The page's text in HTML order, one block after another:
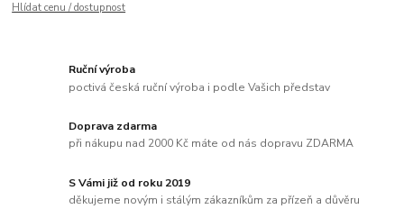
Hlídat cenu / dostupnost
Ruční výroba
poctivá česká ruční výroba i podle Vašich představ
Doprava zdarma
při nákupu nad 2000 Kč máte od nás dopravu ZDARMA
S Vámi již od roku 2019
děkujeme novým i stálým zákazníkům za přízeň a důvěru